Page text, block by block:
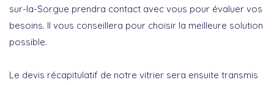
sur-la-Sorgue prendra contact avec vous pour évaluer vos
besoins. Il vous conseillera pour choisir la meilleure solution
possible.
Le devis récapitulatif de notre vitrier sera ensuite transmis